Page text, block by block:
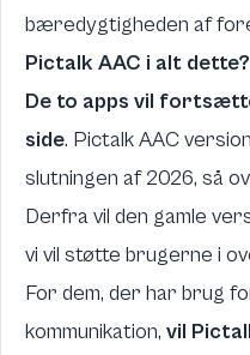
bæredygtigheden af
Pictalk AAC i alt dette?
De to apps vil
side. Pictalk AAC
slutningen af 2026, så
Derfra vil den gamle
vi vil støtte brugerne i
For dem, der har brug
kommunikation, vil